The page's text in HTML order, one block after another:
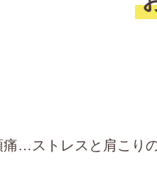
…ストレスと肩こり